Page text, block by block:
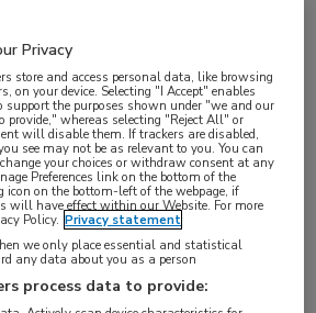
aandoeningen ervaren
zorg bij de huisarts. Ze
Privacy
store and access personal data, like browsing
on your device. Selecting "I Accept" enables
support the purposes shown under "we and our
provide," whereas selecting "Reject All" or
will disable them. If trackers are disabled,
see may not be as relevant to you. You can
your choices or withdraw consent at any
Preferences link on the bottom of the
icon on the bottom-left of the webpage, if
will have effect within our Website. For more
Policy. Privacy statement
we only place essential and statistical
any data about you as a person
process data to provide: